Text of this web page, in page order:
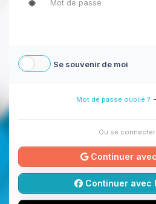
Se souvenir de moi
Mot de passe oublié ? -
Ou se connecter
Continuer
Continuer avec